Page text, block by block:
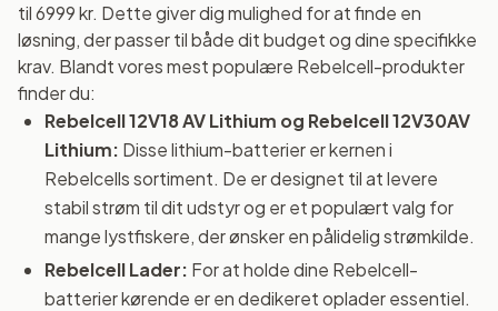
til 6999 kr. Dette giver dig mulighed for at finde en
løsning, der passer til både dit budget og dine specifikke
krav. Blandt vores mest populære Rebelcell-produkter
finder du:
Rebelcell 12V18 AV Lithium og Rebelcell 12V30AV
Lithium: Disse lithium-batterier er kernen i
Rebelcells sortiment. De er designet til at levere
stabil strøm til dit udstyr og er et populært valg for
mange lystfiskere, der ønsker en pålidelig strømkilde.
Rebelcell Lader: For at holde dine Rebelcell-
batterier kørende er en dedikeret oplader essentiel.